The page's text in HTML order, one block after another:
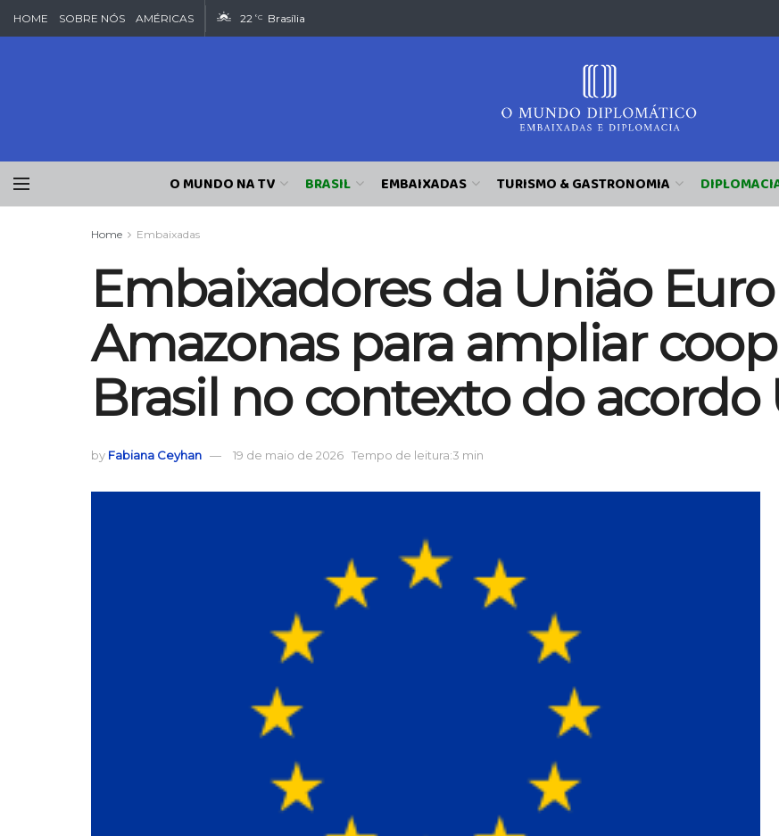
HOME SOBRE NÓS AMÉRICAS 22 °C Brasília
O MUNDO NA TV BRASIL EMBAIXADAS TURISMO & GASTRONOMIA
Home Embaixadas
Embaixadores da União
Amazonas para ampliar
Brasil no contexto do acordo
by Fabiana Ceyhan 19 de maio de 2026 Tempo de leitura:3 min